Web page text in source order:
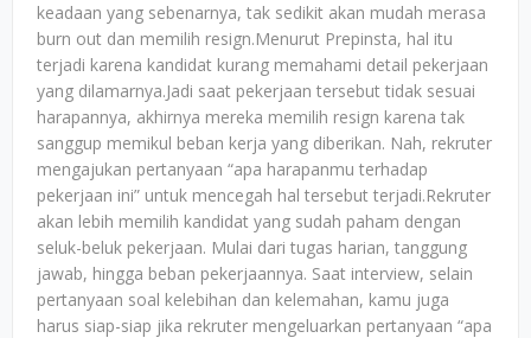
keadaan yang sebenarnya, tak sedikit akan mudah merasa
burn out dan memilih resign.Menurut Prepinsta, hal itu
terjadi karena kandidat kurang memahami detail pekerjaan
yang dilamarnya.Jadi saat pekerjaan tersebut tidak sesuai
harapannya, akhirnya mereka memilih resign karena tak
sanggup memikul beban kerja yang diberikan. Nah, rekruter
mengajukan pertanyaan “apa harapanmu terhadap
pekerjaan ini” untuk mencegah hal tersebut terjadi.Rekruter
akan lebih memilih kandidat yang sudah paham dengan
seluk-beluk pekerjaan. Mulai dari tugas harian, tanggung
jawab, hingga beban pekerjaannya. Saat interview, selain
pertanyaan soal kelebihan dan kelemahan, kamu juga
harus siap-siap jika rekruter mengeluarkan pertanyaan “apa